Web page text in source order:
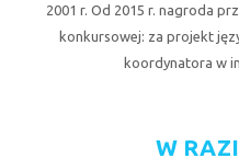
2001 r. Od 2015 r. nagroda
konkursowej: za projekt
koordynatora w
W